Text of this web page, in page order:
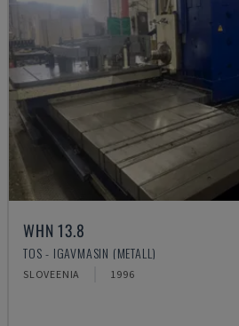
WHN 13.8
TOS - IGAVMASIN (METALL)
SLOVEENIA 1996